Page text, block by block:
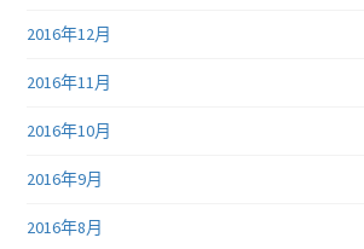
2016年12月
2016年11月
2016年10月
2016年9月
2016年8月